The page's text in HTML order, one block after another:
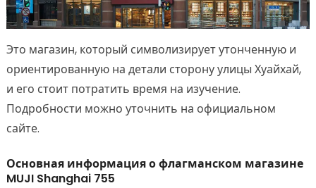
Это магазин, который символизирует утонченную и
ориентированную на детали сторону улицы Хуайхай,
и его стоит потратить время на изучение.
Подробности можно уточнить на официальном
сайте.
Основная информация о флагманском магазине
MUJI Shanghai 755